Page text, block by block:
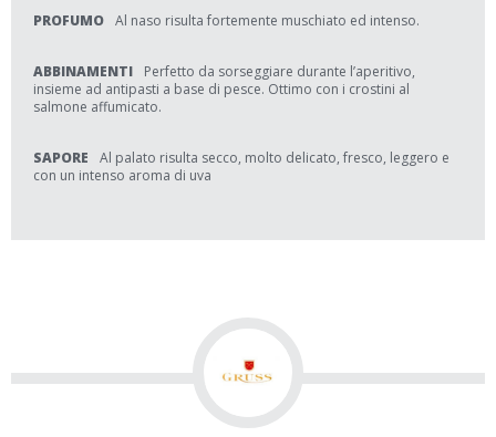
PROFUMO Al naso risulta fortemente muschiato ed intenso.
ABBINAMENTI
Perfetto da sorseggiare durante l’aperitivo,
insieme ad antipasti a base di pesce. Ottimo con i crostini al
salmone affumicato.
SAPORE
Al palato risulta secco, molto delicato, fresco, leggero e
con un intenso aroma di uva